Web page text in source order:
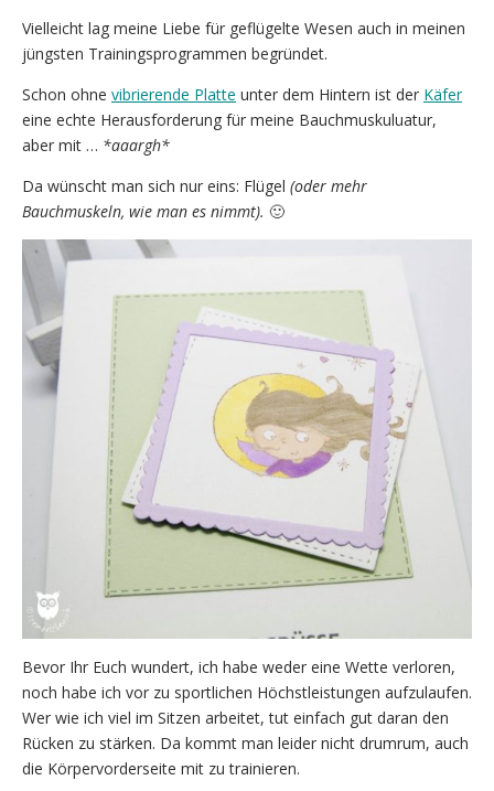
Vielleicht lag meine Liebe für geflügelte Wesen auch in meinen
jüngsten Trainingsprogrammen begründet.
Schon ohne vibrierende Platte unter dem Hintern ist der Käfer
eine echte Herausforderung für meine Bauchmuskuluatur,
aber mit … *aaargh*
Da wünscht man sich nur eins: Flügel (oder mehr
Bauchmuskeln, wie man es nimmt). 🙂
Bevor Ihr Euch wundert, ich habe weder eine Wette verloren,
noch habe ich vor zu sportlichen Höchstleistungen aufzulaufen.
Wer wie ich viel im Sitzen arbeitet, tut einfach gut daran den
Rücken zu stärken. Da kommt man leider nicht drumrum, auch
die Körpervorderseite mit zu trainieren.